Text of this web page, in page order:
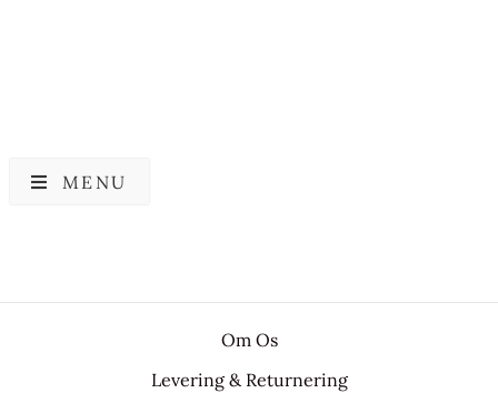
MENU
Om Os
Levering & Returnering